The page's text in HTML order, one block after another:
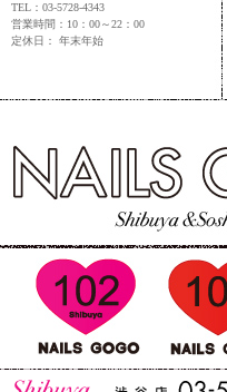
TEL：03-5728-4343
営業時間：10：00～22：00
定休日： 年末年始